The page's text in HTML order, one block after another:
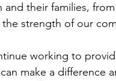
their families, from
strength of our
working to
make a difference